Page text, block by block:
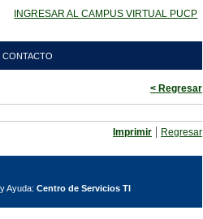
INGRESAR AL CAMPUS VIRTUAL PUCP
CONTACTO
< Regresar
Imprimir | Regresar
Ayuda: Centro de Servicios TI